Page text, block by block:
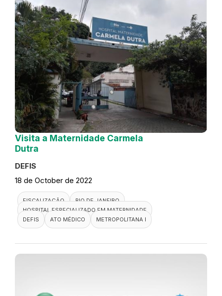
Visita a Maternidade Carmela
Dutra
DEFIS
18 de October de 2022
FISCALIZAÇÃO
RIO DE JANEIRO
HOSPITAL ESPECIALIZADO EM MATERNIDADE
DEFIS
ATO MÉDICO METROPOLITANA I